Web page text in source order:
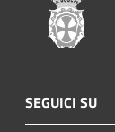
SEGUICI SU